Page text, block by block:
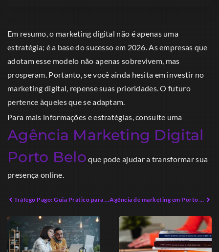
Em resumo, o marketing digital não é apenas uma
estratégia; é a base do sucesso em 2026. As empresas que
adotam esse modelo não apenas sobrevivem, mas
prosperam. Portanto, se você ainda hesita em investir no
marketing digital, repense suas prioridades. O futuro
pertence àqueles que se adaptam.
Para mais informações e estratégias, consulte uma
Agência Marketing Digital
Porto Belo que pode ajudar a transformar sua
presença online.
Tráfego Pago: Guia Prático para Iniciantes em 2026 Agência de marketing em Porto Belo: Estratégias para Crescer